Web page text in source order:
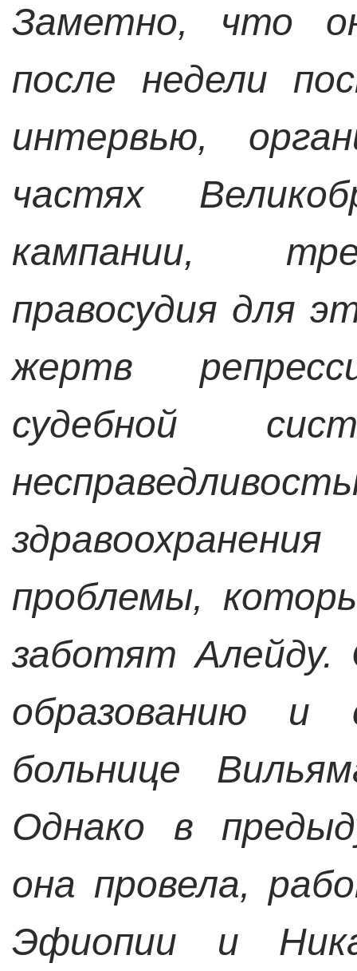
Заметно, что
после недели
интервью,
частях
кампании,
правосудия для
жертв
судебной
проблемы,
заботят
образованию и
больнице
Однако в
она провела,
Эфиопии и